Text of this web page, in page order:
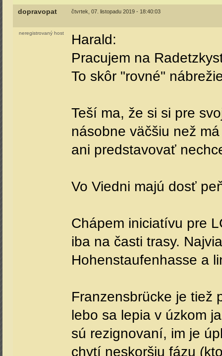
dopravopat čtvrtek, 07. listopadu 2019 - 18:40:03
neregistrovaný host
Harald:
Pracujem na
To skôr "rovné"
Teší ma, že si si pre
násobne väčšiu než
ani predstavovať
Vo Viedni majú dosť
Chápem iniciatívu pre
iba na časti trasy.
Hohenstaufenhasse a
Franzensbrücke je tiež
lebo sa lepia v úzkom
sú rezignovaní, im je
chytí neskoršiu fázu